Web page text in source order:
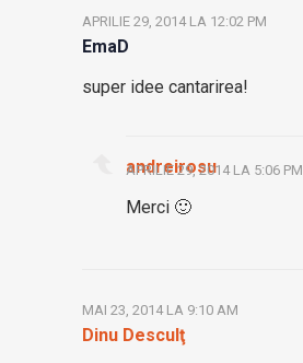
EmaD
APRILIE 29, 2014 LA 12:02 PM
super idee cantarirea!
andreirosu
APRILIE 29, 2014 LA 5:06 PM
Merci 🙂
Dinu Desculţ
MAI 23, 2014 LA 9:10 AM